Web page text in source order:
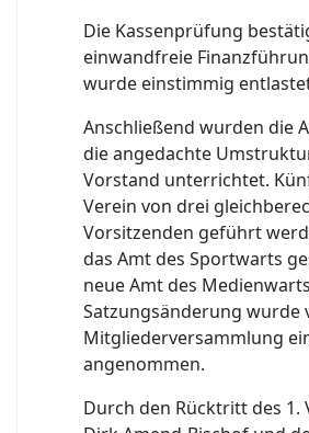
Die Kassenprüfung
einwandfreie
wurde einstimmig
Anschließend wurden die
die angedachte
Vorstand unterrichtet.
Verein von drei
Vorsitzenden geführt
das Amt des Sportwarts
neue Amt des
Satzungsänderung wurde
Mitgliederversammlung
angenommen.
Durch den Rücktritt des 1.